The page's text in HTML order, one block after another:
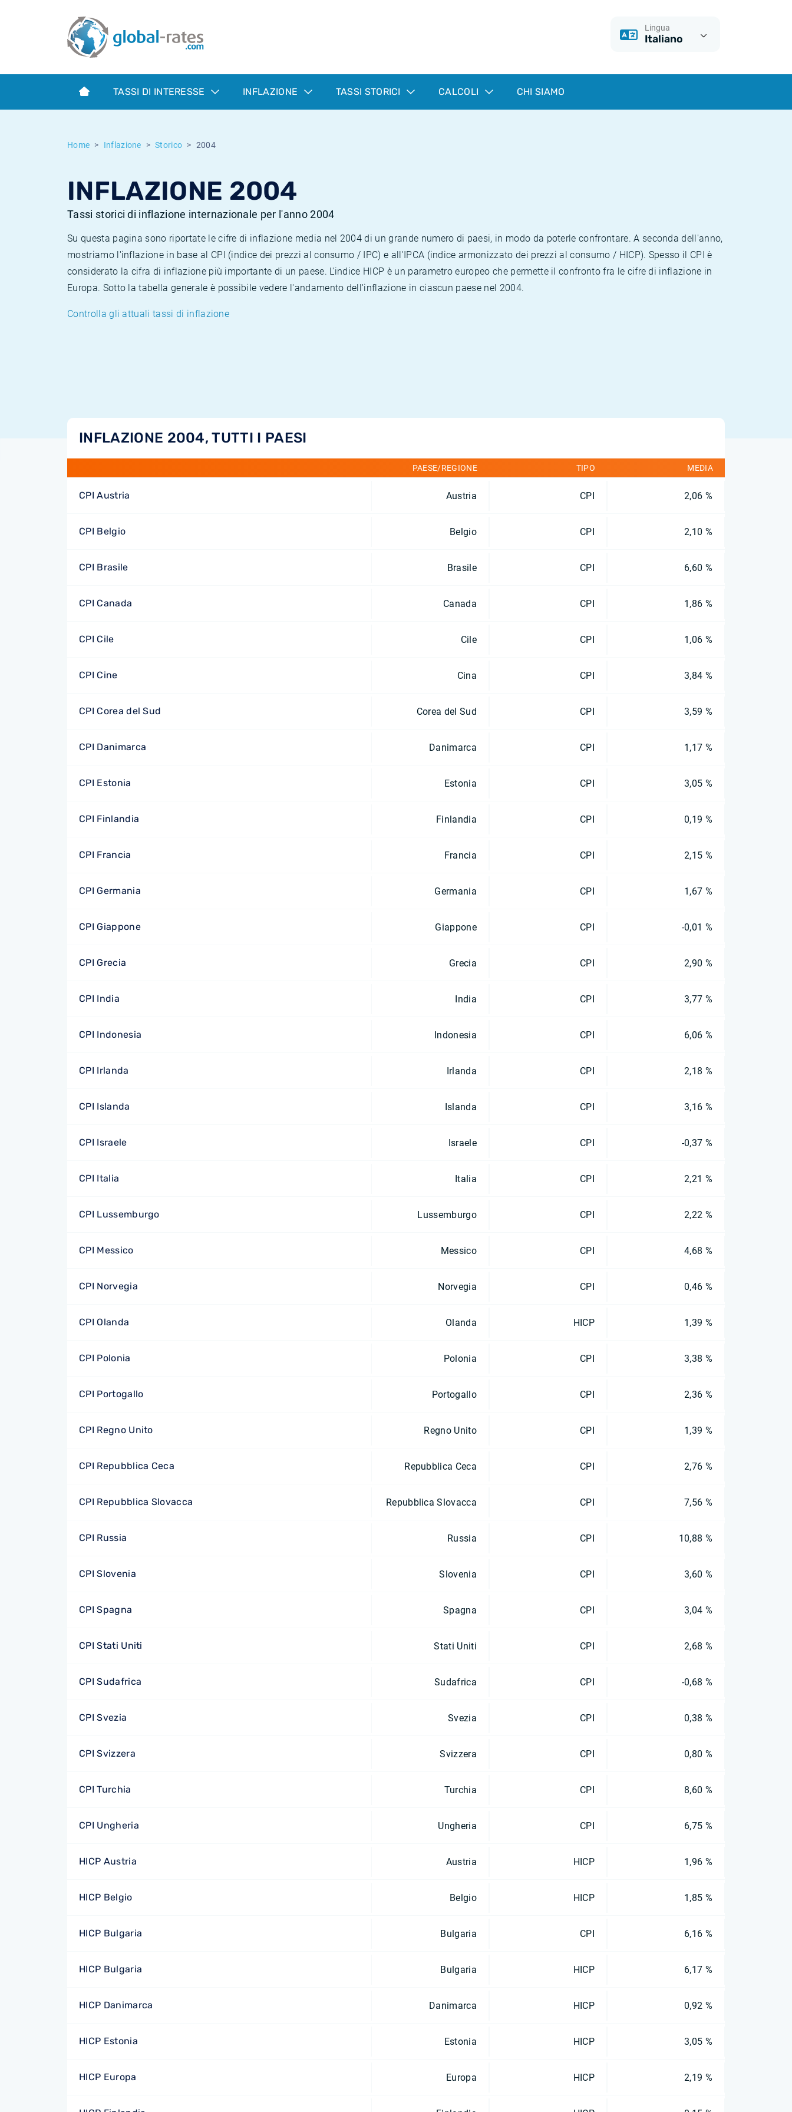
Lingua
Italiano
TASSI DI INTERESSE INFLAZIONE TASSI STORICI CALCOLI CHI SIAMO
Home Inflazione Storico 2004
INFLAZIONE 2004
Tassi storici di inflazione internazionale per l'anno 2004
Su questa pagina sono riportate le cifre di inflazione media nel 2004 di un grande numero di paesi, in modo da poterle confrontare. A seconda dell'anno,
mostriamo l'inflazione in base al CPI (indice dei prezzi al consumo / IPC) e all'IPCA (indice armonizzato dei prezzi al consumo / HICP). Spesso il CPI è
considerato la cifra di inflazione più importante di un paese. L'indice HICP è un parametro europeo che permette il confronto fra le cifre di inflazione in
Europa. Sotto la tabella generale è possibile vedere l'andamento dell'inflazione in ciascun paese nel 2004.
Controlla gli attuali tassi di inflazione
INFLAZIONE 2004, TUTTI I PAESI
PAESE/REGIONE TIPO MEDIA
CPI Austria Austria CPI 2,06 %
CPI Belgio Belgio CPI 2,10 %
CPI Brasile Brasile CPI 6,60 %
CPI Canada Canada CPI 1,86 %
CPI Cile Cile CPI 1,06 %
CPI Cine Cina CPI 3,84 %
CPI Corea del Sud Corea del Sud CPI 3,59 %
CPI Danimarca Danimarca CPI 1,17 %
CPI Estonia Estonia CPI 3,05 %
CPI Finlandia Finlandia CPI 0,19 %
CPI Francia Francia CPI 2,15 %
CPI Germania Germania CPI 1,67 %
CPI Giappone Giappone CPI -0,01 %
CPI Grecia Grecia CPI 2,90 %
CPI India India CPI 3,77 %
CPI Indonesia Indonesia CPI 6,06 %
CPI Irlanda Irlanda CPI 2,18 %
CPI Islanda Islanda CPI 3,16 %
CPI Israele Israele CPI -0,37 %
CPI Italia Italia CPI 2,21 %
CPI Lussemburgo Lussemburgo CPI 2,22 %
CPI Messico Messico CPI 4,68 %
CPI Norvegia Norvegia CPI 0,46 %
CPI Olanda Olanda HICP 1,39 %
CPI Polonia Polonia CPI 3,38 %
CPI Portogallo Portogallo CPI 2,36 %
CPI Regno Unito Regno Unito CPI 1,39 %
CPI Repubblica Ceca Repubblica Ceca CPI 2,76 %
CPI Repubblica Slovacca Repubblica Slovacca CPI 7,56 %
CPI Russia Russia CPI 10,88 %
CPI Slovenia Slovenia CPI 3,60 %
CPI Spagna Spagna CPI 3,04 %
CPI Stati Uniti Stati Uniti CPI 2,68 %
CPI Sudafrica Sudafrica CPI -0,68 %
CPI Svezia Svezia CPI 0,38 %
CPI Svizzera Svizzera CPI 0,80 %
CPI Turchia Turchia CPI 8,60 %
CPI Ungheria Ungheria CPI 6,75 %
HICP Austria Austria HICP 1,96 %
HICP Belgio Belgio HICP 1,85 %
HICP Bulgaria Bulgaria CPI 6,16 %
HICP Bulgaria Bulgaria HICP 6,17 %
HICP Danimarca Danimarca HICP 0,92 %
HICP Estonia Estonia HICP 3,05 %
HICP Europa Europa HICP 2,19 %
Term SOFR
Cos'è l'inflazione CPI?
Cos'è l'inflazione HICP?
Inflazione Svizzera
Tassi storici Euribor
Tassi storici di ESTER
Tassi di inflazione storici
Calcolatore dell’inflazione